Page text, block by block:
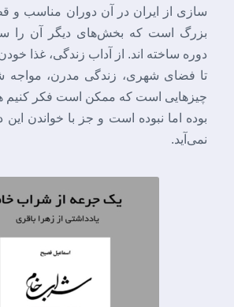
سازی از ایران در آن دوران مناسب و
بزرگ است که بخش‌های دیگر آن را
دوره ساخته اند. از آداب زندگی، غذا
تا فضای شهری، زندگی مدرن،
چیزهایی است که ممکن است فکر
بوده اما نبوده است و جز با خواندن
نمی‌آید.